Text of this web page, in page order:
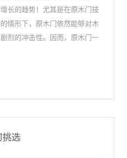
长的趋势！尤其是在原木门技
情形下，原木门依然能够对木
烈的冲击性。因而，原木门一
挑选